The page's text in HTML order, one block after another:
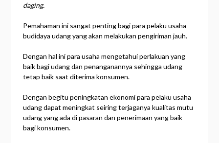
daging.
Pemahaman ini sangat penting bagi para pelaku usaha
budidaya udang yang akan melakukan pengiriman jauh.
Dengan hal ini para usaha mengetahui perlakuan yang
baik bagi udang dan penanganannya sehingga udang
tetap baik saat diterima konsumen.
Dengan begitu peningkatan ekonomi para pelaku usaha
udang dapat meningkat seiring terjaganya kualitas mutu
udang yang ada di pasaran dan penerimaan yang baik
bagi konsumen.